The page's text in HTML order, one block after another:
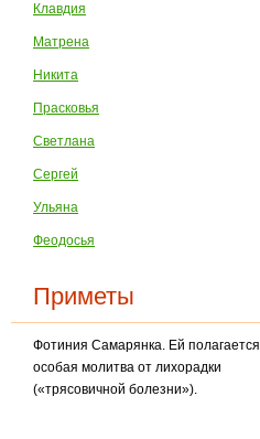
Клавдия
Матрена
Никита
Прасковья
Светлана
Сергей
Ульяна
Феодосья
Приметы
Фотиния Самарянка. Ей полагается
особая молитва от лихорадки
(«трясовичной болезни»).